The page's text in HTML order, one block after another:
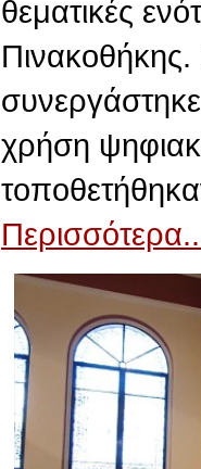
θεματικές
χρήση